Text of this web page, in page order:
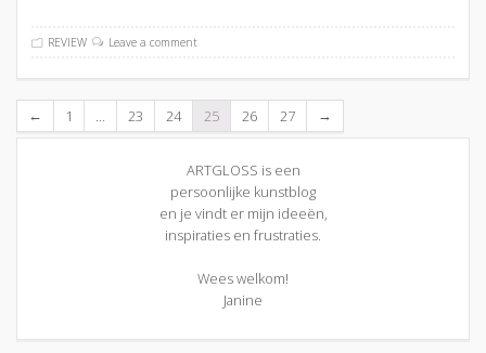
REVIEW Leave a comment
← 1 … 23 24 25 26 27 →
ARTGLOSS is een
persoonlijke kunstblog
en je vindt er mijn ideeën,
inspiraties en frustraties.
Wees welkom!
Janine